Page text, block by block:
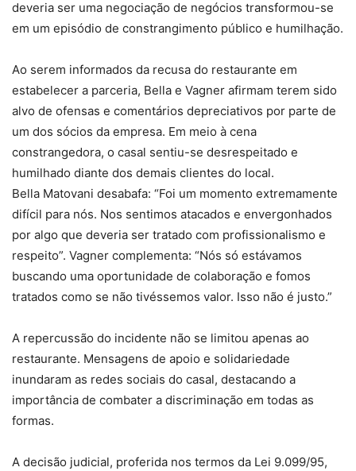
deveria ser uma negociação de negócios transformou-se
em um episódio de constrangimento público e humilhação.
Ao serem informados da recusa do restaurante em
estabelecer a parceria, Bella e Vagner afirmam terem sido
alvo de ofensas e comentários depreciativos por parte de
um dos sócios da empresa. Em meio à cena
constrangedora, o casal sentiu-se desrespeitado e
humilhado diante dos demais clientes do local.
Bella Matovani desabafa: “Foi um momento extremamente
difícil para nós. Nos sentimos atacados e envergonhados
por algo que deveria ser tratado com profissionalismo e
respeito”. Vagner complementa: “Nós só estávamos
buscando uma oportunidade de colaboração e fomos
tratados como se não tivéssemos valor. Isso não é justo.”
A repercussão do incidente não se limitou apenas ao
restaurante. Mensagens de apoio e solidariedade
inundaram as redes sociais do casal, destacando a
importância de combater a discriminação em todas as
formas.
A decisão judicial, proferida nos termos da Lei 9.099/95,